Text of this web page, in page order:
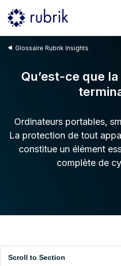
Glossaire Rubrik Insights
Qu’est-ce que
Ordinateurs portables,
La protection de tout
constitue un élément
complète de
Scroll to Section